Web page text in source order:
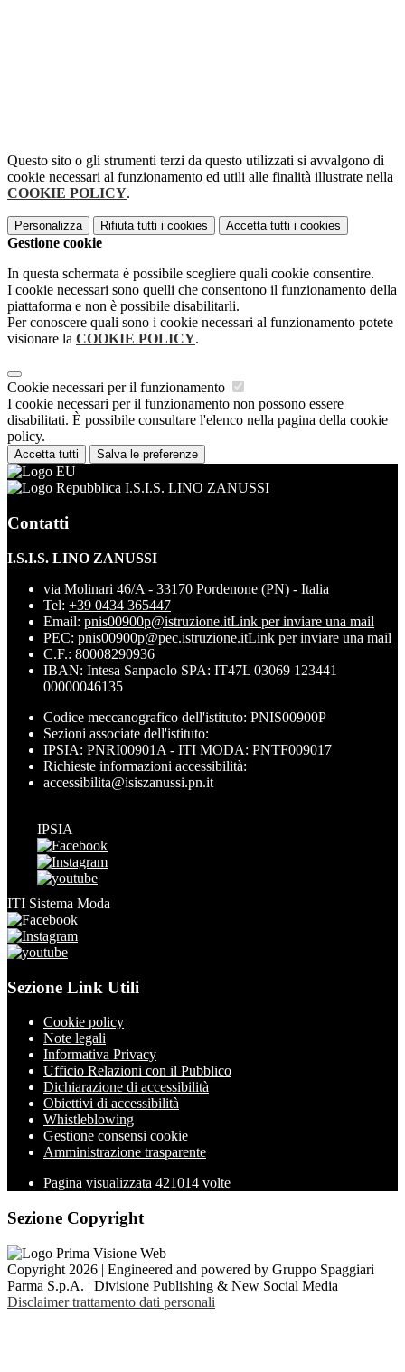
Questo sito o gli strumenti terzi da questo utilizzati si avvalgono di
cookie necessari al funzionamento ed utili alle finalità illustrate nella
COOKIE POLICY.
Personalizza Rifiuta tutti i cookies Accetta tutti i cookies
Gestione cookie
In questa schermata è possibile scegliere quali cookie consentire.
I cookie necessari sono quelli che consentono il funzionamento della
piattaforma e non è possibile disabilitarli.
Per conoscere quali sono i cookie necessari al funzionamento potete
visionare la COOKIE POLICY.
Cookie necessari per il funzionamento
I cookie necessari per il funzionamento non possono essere
disabilitati. È possibile consultare l'elenco nella pagina della cookie
policy.
Accetta tutti Salva le preferenze
I.S.I.S. LINO ZANUSSI
Contatti
I.S.I.S. LINO ZANUSSI
via Molinari 46/A - 33170 Pordenone (PN) - Italia
Tel: +39 0434 365447
Email: pnis00900p@istruzione.itLink per inviare una mail
PEC: pnis00900p@pec.istruzione.itLink per inviare una mail
C.F.: 80008290936
IBAN: Intesa Sanpaolo SPA: IT47L 03069 123441
00000046135
Codice meccanografico dell'istituto: PNIS00900P
Sezioni associate dell'istituto:
IPSIA: PNRI00901A - ITI MODA: PNTF009017
Richieste informazioni accessibilità:
accessibilita@isiszanussi.pn.it
IPSIA
ITI Sistema Moda
Sezione Link Utili
Cookie policy
Note legali
Informativa Privacy
Ufficio Relazioni con il Pubblico
Dichiarazione di accessibilità
Obiettivi di accessibilità
Whistleblowing
Gestione consensi cookie
Amministrazione trasparente
Pagina visualizzata 421014 volte
Sezione Copyright
Copyright 2026 | Engineered and powered by Gruppo Spaggiari
Parma S.p.A. | Divisione Publishing & New Social Media
Disclaimer trattamento dati personali